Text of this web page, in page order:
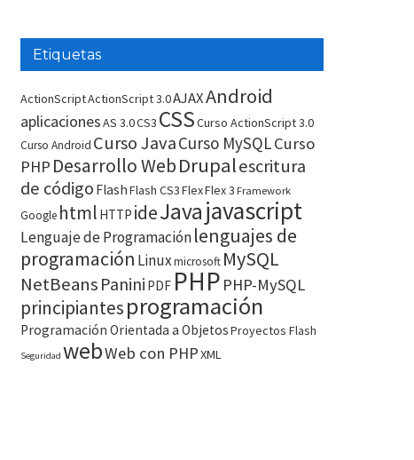
Etiquetas
ActionScriptActionScript 3.0AJAXAndroid
aplicacionesAS 3.0CS3 CSSCurso ActionScript 3.0
Curso Android Curso JavaCurso MySQLCurso
PHP Desarrollo WebDrupalescritura
de código FlashFlash CS3FlexFlex 3 Framework
Google html HTTP ideJavajavascript
Lenguaje de Programaciónlenguajes de
programación Linuxmicrosoft MySQL
NetBeans Panini PDF PHP PHP-MySQL
principiantesprogramación
Programación Orientada a ObjetosProyectos Flash
Seguridad webWeb con PHPXML